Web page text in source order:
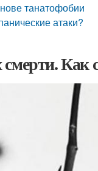
танатофобии
атаки?
Как